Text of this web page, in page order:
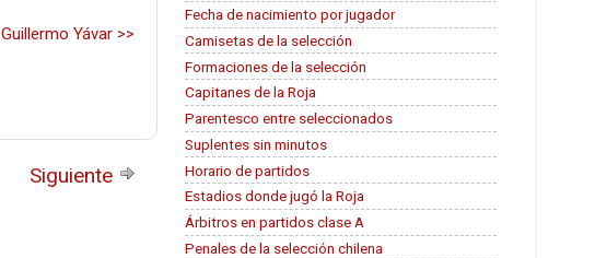
Guillermo Yávar >>
Siguiente
Fecha de nacimiento por jugador
Camisetas de la selección
Formaciones de la selección
Capitanes de la Roja
Parentesco entre seleccionados
Suplentes sin minutos
Horario de partidos
Estadios donde jugó la Roja
Árbitros en partidos clase A
Penales de la selección chilena